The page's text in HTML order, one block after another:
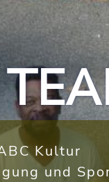
Kultur
und